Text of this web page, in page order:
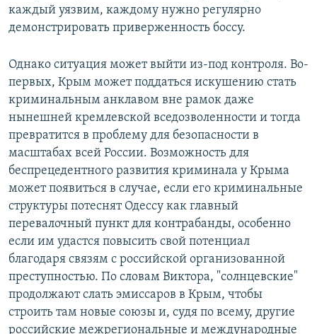
каждый уязвим, каждому нужно регулярно
демонстрировать приверженность боссу.
Однако ситуация может выйти из-под контроля. Во-
первых, Крым может поддаться искушению стать
криминальным анклавом вне рамок даже
нынешней кремлевской вседозволенности и тогда
превратится в проблему для безопасности в
масштабах всей России. Возможность для
беспрецедентного развития криминала у Крыма
может появиться в случае, если его криминальные
структуры потеснят Одессу как главный
перевалочный пункт для контрабанды, особенно
если им удастся повысить свой потенциал
благодаря связям с российской организованной
преступностью. По словам Виктора, "солнцевские"
продолжают слать эмиссаров в Крым, чтобы
строить там новые союзы и, судя по всему, другие
российские межрегиональные и международные